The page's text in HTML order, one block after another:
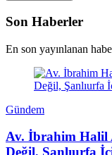
Son Haberler
En son yayınlanan
Gündem
Av. İbrahim Halil